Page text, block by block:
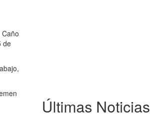
de
Últimas Noticias